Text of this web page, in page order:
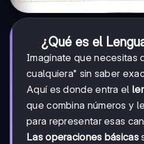
¿Qué es el
Imagínate que necesitas
cualquiera" sin saber
Aquí es donde entra el
que combina números y
para representar esas
Las operaciones básicas